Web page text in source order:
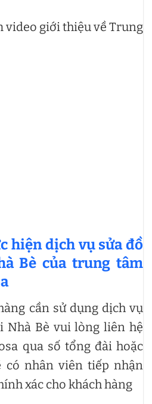
video giới thiệu về Trung
hiện dịch vụ sửa đồ
Bè của trung tâm
cần sử dụng dịch vụ
Nhà Bè vui lòng liên hệ
qua số tổng đài hoặc
có nhân viên tiếp nhận
xác cho khách hàng